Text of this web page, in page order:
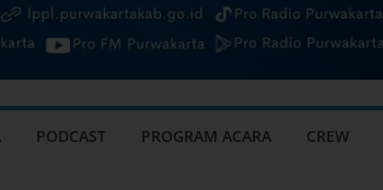
PODCAST PROGRAM ACARA CREW